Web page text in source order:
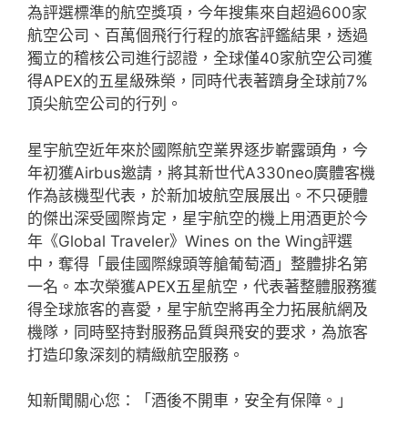
為評選標準的航空獎項，今年搜集來自超過600家
航空公司、百萬個飛行行程的旅客評鑑結果，透過
獨立的稽核公司進行認證，全球僅40家航空公司獲
得APEX的五星級殊榮，同時代表著躋身全球前7%
頂尖航空公司的行列。
星宇航空近年來於國際航空業界逐步嶄露頭角，今
年初獲Airbus邀請，將其新世代A330neo廣體客機
作為該機型代表，於新加坡航空展展出。不只硬體
的傑出深受國際肯定，星宇航空的機上用酒更於今
年《Global Traveler》Wines on the Wing評選
中，奪得「最佳國際線頭等艙葡萄酒」整體排名第
一名。本次榮獲APEX五星航空，代表著整體服務獲
得全球旅客的喜愛，星宇航空將再全力拓展航網及
機隊，同時堅持對服務品質與飛安的要求，為旅客
打造印象深刻的精緻航空服務。
知新聞關心您：「酒後不開車，安全有保障。」